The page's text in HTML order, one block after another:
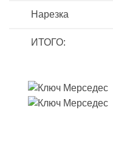
Нарезка
ИТОГО: